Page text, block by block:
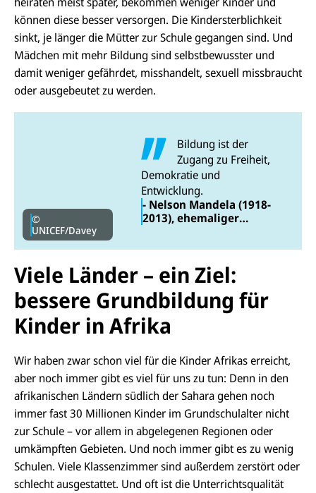
können diese besser versorgen. Die Kindersterblichkeit
sinkt, je länger die Mütter zur Schule gegangen sind. Und
Mädchen mit mehr Bildung sind selbstbewusster und
damit weniger gefährdet, misshandelt, sexuell missbraucht
oder ausgebeutet zu werden.
©
UNICEF/Davey
Bildung ist der
Zugang zu Freiheit,
Demokratie und
Entwicklung.
- Nelson Mandela (1918-
2013), ehemaliger
Viele Länder – ein Ziel:
bessere Grundbildung für
Kinder in Afrika
Wir haben zwar schon viel für die Kinder Afrikas erreicht,
aber noch immer gibt es viel für uns zu tun: Denn in den
afrikanischen Ländern südlich der Sahara gehen noch
immer fast 30 Millionen Kinder im Grundschulalter nicht
zur Schule – vor allem in abgelegenen Regionen oder
umkämpften Gebieten. Und noch immer gibt es zu wenig
Schulen. Viele Klassenzimmer sind außerdem zerstört oder
schlecht ausgestattet. Und oft ist die Unterrichtsqualität